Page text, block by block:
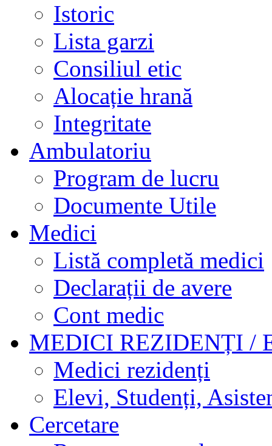
Istoric
Lista garzi
Consiliul etic
Alocație hrană
Integritate
Ambulatoriu
Program de lucru
Documente Utile
Medici
Listă completă medici
Declarații de avere
Cont medic
MEDICI REZIDENȚI /
Medici rezidenți
Elevi, Studenți,
Cercetare